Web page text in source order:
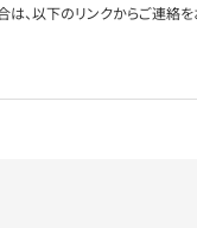
は、以下のリンクからご連絡